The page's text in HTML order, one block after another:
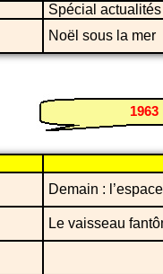
Spécial
Noël sous la mer
1963
Demain : l’espace
Le vaisseau